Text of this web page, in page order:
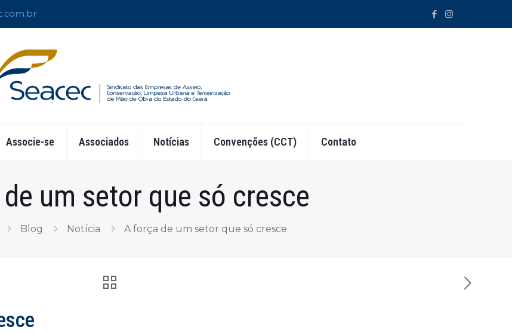
Associe-se Associados Notícias Convenções (CCT) Contato
um setor que só cresce
Blog Notícia A força de um setor que só cresce